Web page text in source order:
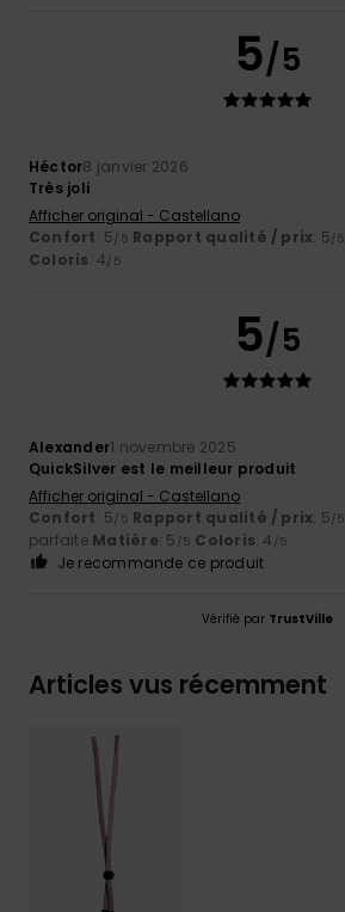
5/5
Héctor8 janvier 2026
Très joli
Afficher original - Castellano
Confort: 5/5 Rapport qualité / prix: 5/5
Coloris: 4/5
5/5
Alexander1 novembre 2025
QuickSilver est le meilleur produit
Afficher original - Castellano
Confort: 5/5 Rapport qualité / prix: 5/5
parfaite Matière: 5 /5 Coloris: 4 /5
Je recommande ce produit
Vérifié par TrustVille
Articles vus récemment